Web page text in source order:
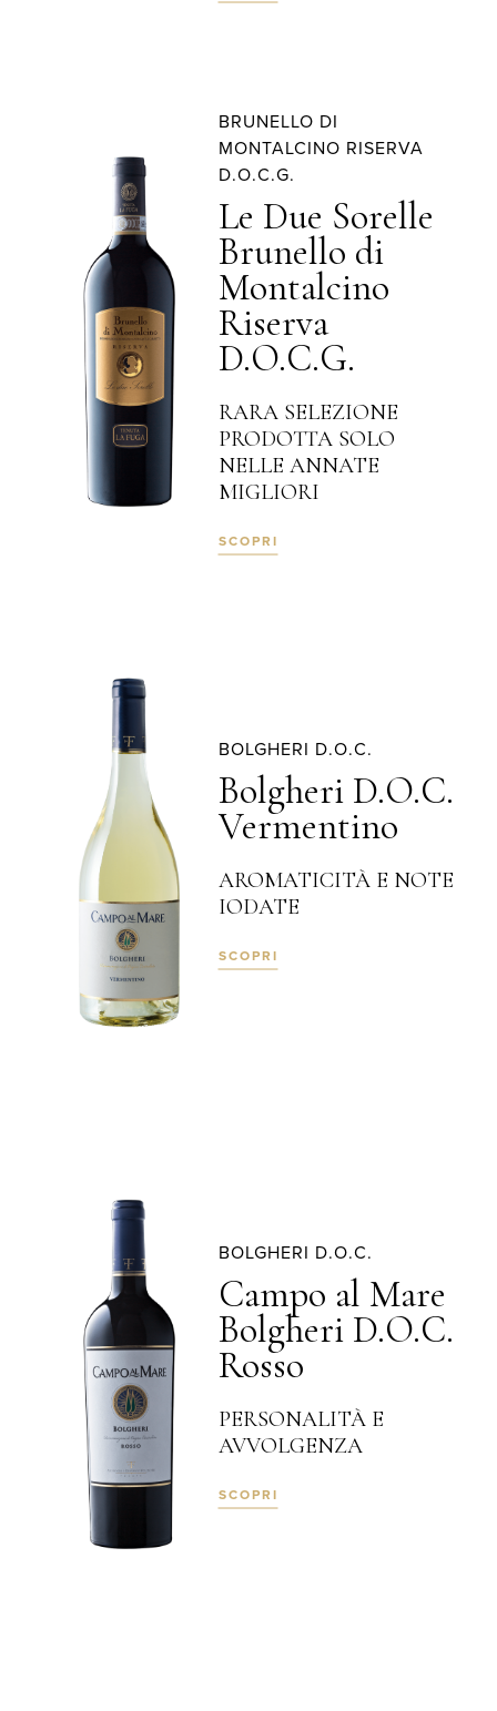
BRUNELLO DI
MONTALCINO RISERVA
D.O.C.G.
Le Due Sorelle
Brunello di
Montalcino
Riserva
D.O.C.G.
RARA SELEZIONE
PRODOTTA SOLO
NELLE ANNATE
MIGLIORI
SCOPRI
BOLGHERI D.O.C.
Bolgheri D.O.C.
Vermentino
AROMATICITÀ E NOTE
IODATE
SCOPRI
BOLGHERI D.O.C.
Campo al Mare
Bolgheri D.O.C.
Rosso
PERSONALITÀ E
AVVOLGENZA
SCOPRI